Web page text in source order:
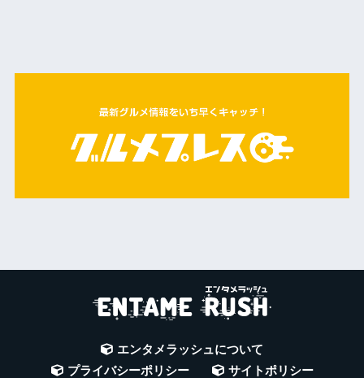
エンタメラッシュについて
プライバシーポリシー
サイトポリシー